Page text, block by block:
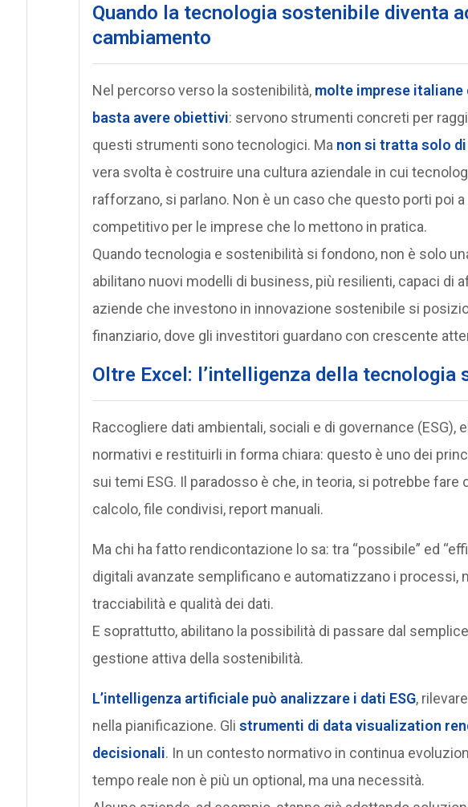
Quando la tecnologia sostenibile diventa
cambiamento
Nel percorso verso la sostenibilità, molte imprese italiane
basta avere obiettivi: servono strumenti concreti per
questi strumenti sono tecnologici. Ma non si tratta solo
vera svolta è costruire una cultura aziendale in cui
rafforzano, si parlano. Non è un caso che questo porti poi
competitivo per le imprese che lo mettono in pratica.
Quando tecnologia e sostenibilità si fondono, non è solo
abilitano nuovi modelli di business, più resilienti, capaci di
aziende che investono in innovazione sostenibile si
finanziario, dove gli investitori guardano con crescente
Oltre Excel: l’intelligenza della
Raccogliere dati ambientali, sociali e di governance (ESG),
normativi e restituirli in forma chiara: questo è uno dei
sui temi ESG. Il paradosso è che, in teoria, si potrebbe
calcolo, file condivisi, report manuali.
Ma chi ha fatto rendicontazione lo sa: tra “possibile” ed
digitali avanzate semplificano e automatizzano i processi,
tracciabilità e qualità dei dati.
E soprattutto, abilitano la possibilità di passare dal
gestione attiva della sostenibilità.
L’intelligenza artificiale può analizzare i dati ESG,
nella pianificazione. Gli strumenti di data visualization
decisionali. In un contesto normativo in continua
tempo reale non è più un optional, ma una necessità.